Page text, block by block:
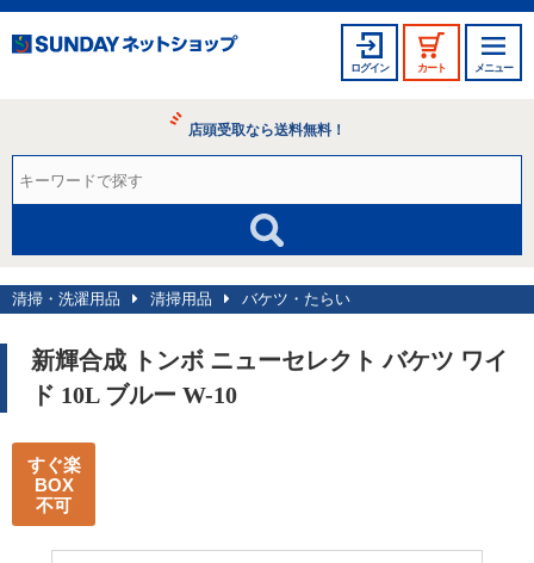
ログイン カート メニュー
店頭受取なら送料無料！
清掃・洗濯用品 清掃用品 バケツ・たらい
新輝合成 トンボ ニューセレクト バケツ ワイ
ド 10L ブルー W-10
すぐ楽
BOX
不可